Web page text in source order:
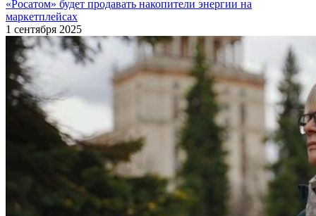
«Росатом» будет продавать накопители энергии на
маркетплейсах
1 сентября 2025